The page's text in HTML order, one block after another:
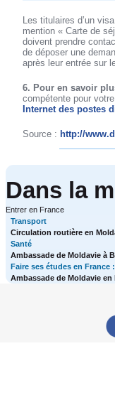
Les titulaires d’un
mention « Carte de
doivent prendre
de déposer une
après leur entrée sur
6. Pour en savoir
compétente pour
Internet des postes
Source : http://
Dans la
Entrer en France
Transport
Circulation routière en
Santé
Ambassade de Moldavie à
Faire ses études en
Ambassade de Moldavie en